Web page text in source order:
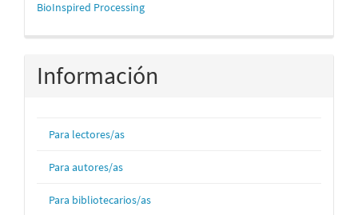
mascerca
BioInspired Processing
Información
Para lectores/as
Para autores/as
Para bibliotecarios/as